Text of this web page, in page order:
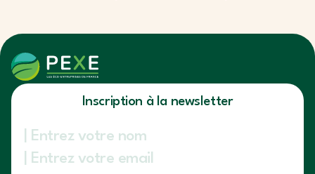
Inscription à la newsletter